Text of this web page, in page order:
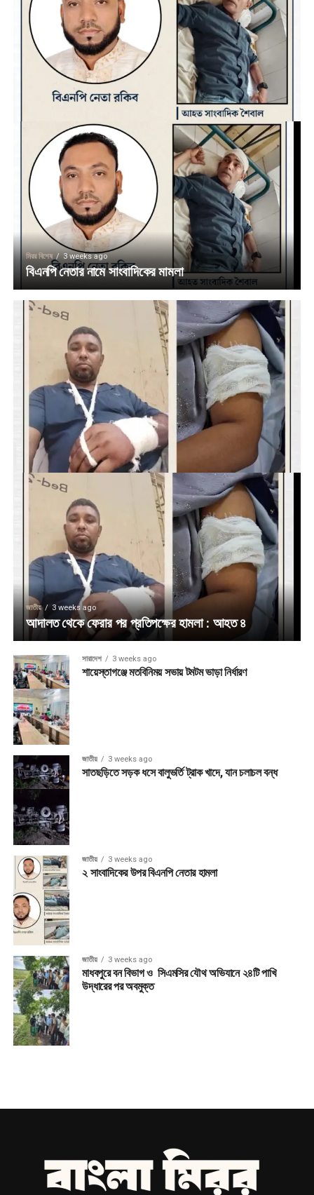
মিরর বিশেষ 3 weeks ago
বিএনপি নেতার নামে সাংবাদিকের মামলা
জাতীয় 3 weeks ago
আদালত থেকে ফেরার পর প্রতিপক্ষের হামলা : আহত ৪
সারাদেশ 3 weeks ago
শায়েস্তাগঞ্জে মতবিনিময় সভায় টমটম ভাড়া নির্ধারণ
জাতীয় 3 weeks ago
সাতছড়িতে সড়ক ধসে বালুভর্তি ট্রাক খাদে, যান চলাচল বন্ধ
জাতীয় 3 weeks ago
২ সাংবাদিকের উপর বিএনপি নেতার হামলা
জাতীয় 3 weeks ago
মাধবপুরে বন বিভাগ ও সিএমসির যৌথ অভিযানে ২৪টি পাখি
উদ্ধারের পর অবমুক্ত